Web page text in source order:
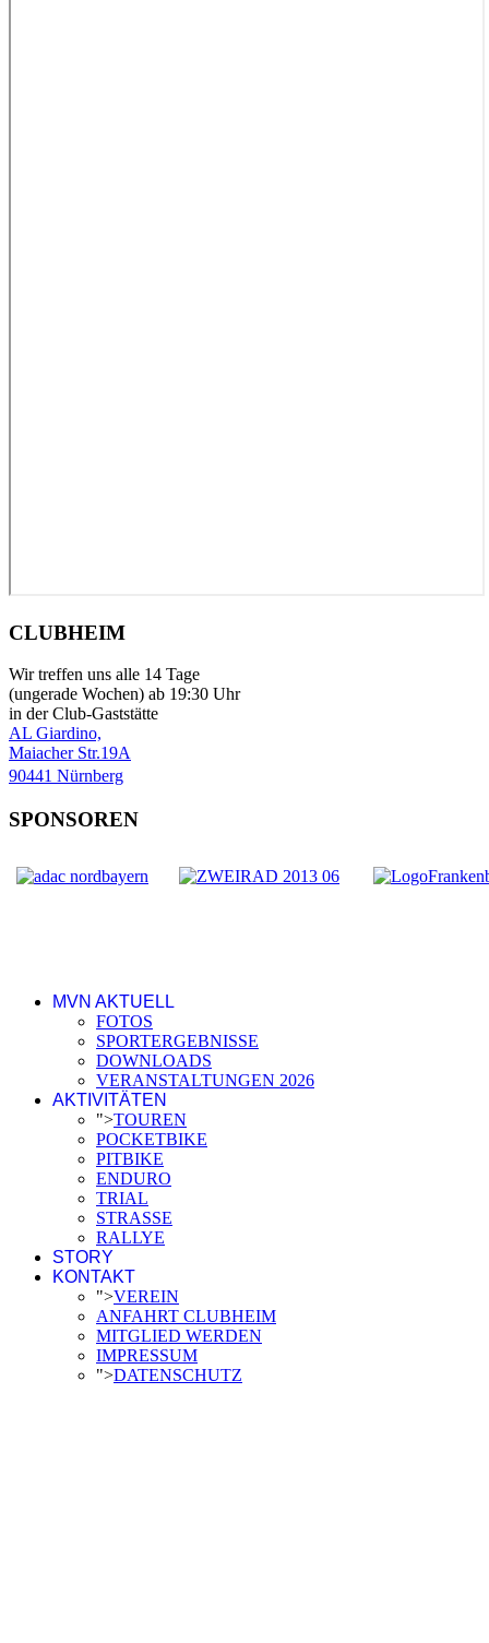
CLUBHEIM
Wir treffen uns alle 14 Tage
(ungerade Wochen) ab 19:30 Uhr
in der Club-Gaststätte
AL Giardino,
Maiacher Str.19A
90441 Nürnberg
SPONSOREN
MVN AKTUELL
FOTOS
SPORTERGEBNISSE
DOWNLOADS
VERANSTALTUNGEN 2026
AKTIVITÄTEN
">TOUREN
POCKETBIKE
PITBIKE
ENDURO
TRIAL
STRASSE
RALLYE
STORY
KONTAKT
">VEREIN
ANFAHRT CLUBHEIM
MITGLIED WERDEN
IMPRESSUM
">DATENSCHUTZ